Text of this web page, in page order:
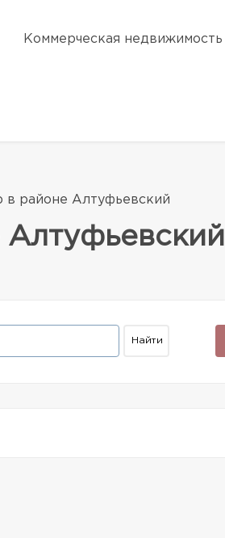
Коммерческая недвижимость
в районе Алтуфьевский